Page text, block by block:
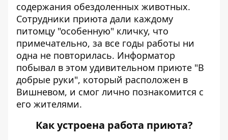
содержания обездоленных животных.
Сотрудники приюта дали каждому
питомцу "особенную" кличку, что
примечательно, за все годы работы ни
одна не повторилась. Информатор
побывал в этом удивительном приюте "В
добрые руки", который расположен в
Вишневом, и смог лично познакомится с
его жителями.
Как устроена работа приюта?